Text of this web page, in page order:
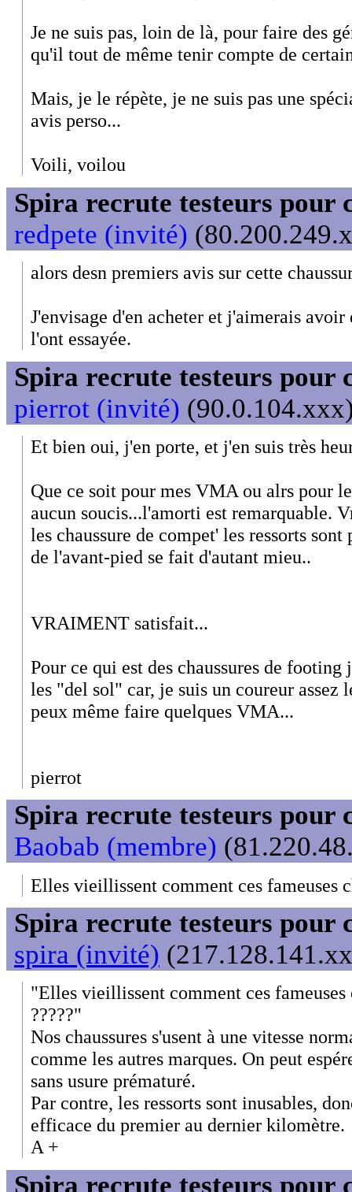
Je ne suis pas, loin de là, pour faire des
qu'il tout de même tenir compte de
Mais, je le répète, je ne suis pas une
avis perso...
Voili, voilou
Spira recrute testeurs pour
redpete (invité)
alors desn premiers avis sur cette
J'envisage d'en acheter et j'aimerais avoir
l'ont essayée.
Spira recrute testeurs pour
pierrot (invité)
Et bien oui, j'en porte, et j'en suis très
Que ce soit pour mes VMA ou alrs pour
aucun soucis...l'amorti est remarquable.
les chaussure de compet' les ressorts
de l'avant-pied se fait d'autant mieu..
VRAIMENT satisfait...
Pour ce qui est des chaussures de
les "del sol" car, je suis un coureur assez
peux même faire quelques VMA...
pierrot
Spira recrute testeurs pour
Baobab (membre)
Elles vieillissent comment ces fameuses
Spira recrute testeurs pour
spira (invité)
"Elles vieillissent comment ces fameuses
?????"
Nos chaussures s'usent à une vitesse
comme les autres marques. On peut
sans usure prématuré.
Par contre, les ressorts sont inusables,
efficace du premier au dernier kilomètre.
A +
Spira recrute testeurs pour